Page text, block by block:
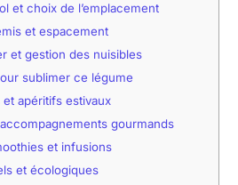
et choix de l’emplacement
et espacement
et gestion des nuisibles
sublimer ce légume
apéritifs estivaux
gourmands
et infusions
et écologiques